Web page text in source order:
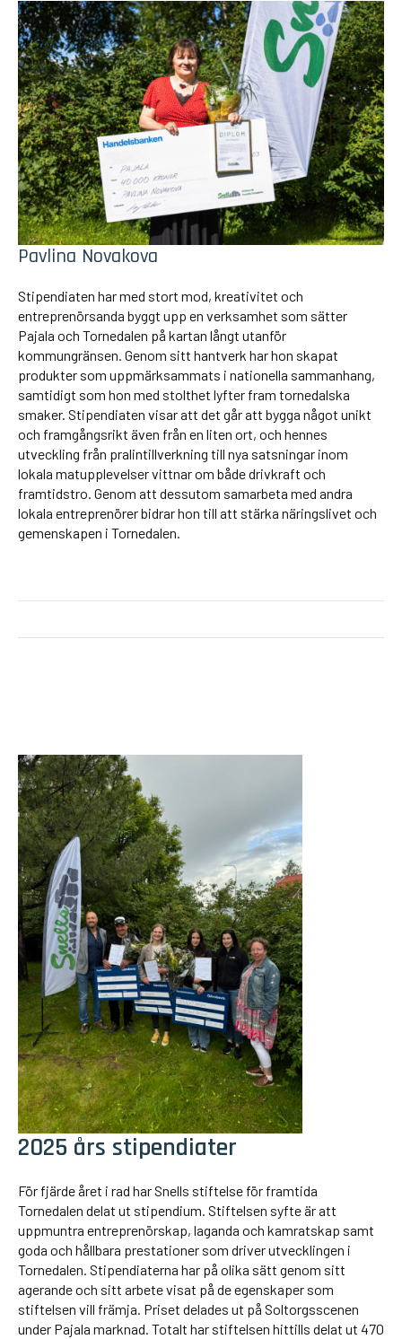
Pavlina Novakova
Stipendiaten har med stort mod, kreativitet och
entreprenörsanda byggt upp en verksamhet som sätter
Pajala och Tornedalen på kartan långt utanför
kommungränsen. Genom sitt hantverk har hon skapat
produkter som uppmärksammats i nationella sammanhang,
samtidigt som hon med stolthet lyfter fram tornedalska
smaker. Stipendiaten visar att det går att bygga något unikt
och framgångsrikt även från en liten ort, och hennes
utveckling från pralintillverkning till nya satsningar inom
lokala matupplevelser vittnar om både drivkraft och
framtidstro. Genom att dessutom samarbeta med andra
lokala entreprenörer bidrar hon till att stärka näringslivet och
gemenskapen i Tornedalen.
2025 års stipendiater
För fjärde året i rad har Snells stiftelse för framtida
Tornedalen delat ut stipendium. Stiftelsen syfte är att
uppmuntra entreprenörskap, laganda och kamratskap samt
goda och hållbara prestationer som driver utvecklingen i
Tornedalen. Stipendiaterna har på olika sätt genom sitt
agerande och sitt arbete visat på de egenskaper som
stiftelsen vill främja. Priset delades ut på Soltorgsscenen
under Pajala marknad. Totalt har stiftelsen hittills delat ut 470